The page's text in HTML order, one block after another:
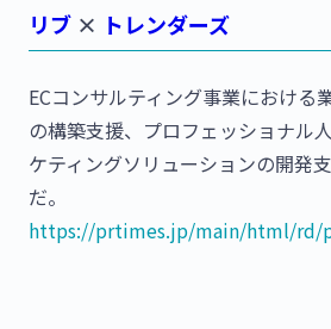
リブ × トレンダーズ
ECコンサルティング事業における
の構築支援、プロフェッショナル
ケティングソリューションの開発
だ。
https://prtimes.jp/main/html/rd/